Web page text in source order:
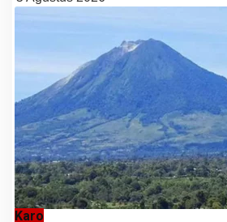
Karo